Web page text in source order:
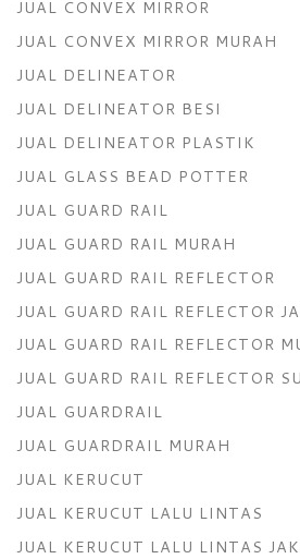
JUAL CONVEX MIRROR
JUAL CONVEX MIRROR MURAH
JUAL DELINEATOR
JUAL DELINEATOR BESI
JUAL DELINEATOR PLASTIK
JUAL GLASS BEAD POTTER
JUAL GUARD RAIL
JUAL GUARD RAIL MURAH
JUAL GUARD RAIL REFLECTOR
JUAL GUARD RAIL REFLECTOR
JUAL GUARD RAIL REFLECTOR
JUAL GUARD RAIL REFLECTOR
JUAL GUARDRAIL
JUAL GUARDRAIL MURAH
JUAL KERUCUT
JUAL KERUCUT LALU LINTAS
JUAL KERUCUT LALU LINTAS